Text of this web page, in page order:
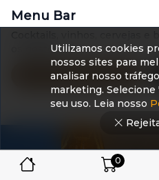
Menu Bar
os gostos.
Explorar Carta do Bar
0
Utilizamos cookies
nossos sites para
analisar nosso
marketing.
seu uso. Leia nosso